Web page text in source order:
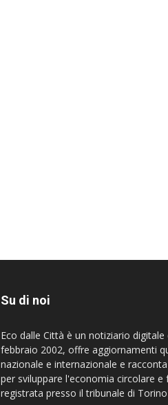
Su di noi
Eco dalle Città è un notiziario
febbraio 2002, offre aggiornamenti
nazionale e internazionale e
per sviluppare l'economia circolare
registrata presso il tribunale di